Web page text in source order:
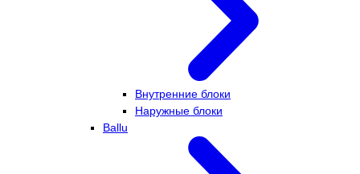
Внутренние блоки
Наружные блоки
Ballu